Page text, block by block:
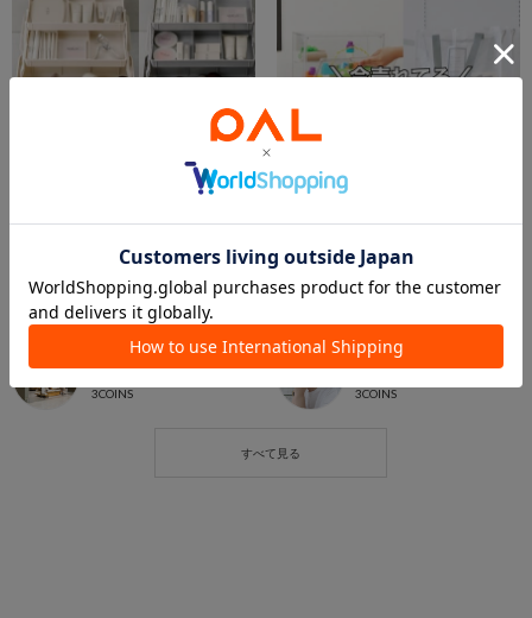
2026.05.15
今週のPick up 商品をご紹介！
ココリア多摩センター店
3COINS
3COINS収納アイテムまとめ
HITOMI
3COINS